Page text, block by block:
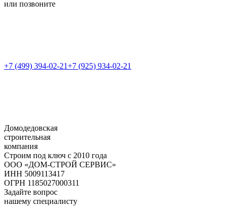
или позвоните
+7 (499) 394-02-21+7 (925) 934-02-21
Домодедовская
строительная
компания
Строим под ключ с 2010 года
ООО «ДОМ-СТРОЙ СЕРВИС»
ИНН 5009113417
ОГРН 1185027000311
Задайте вопрос
нашему специалисту